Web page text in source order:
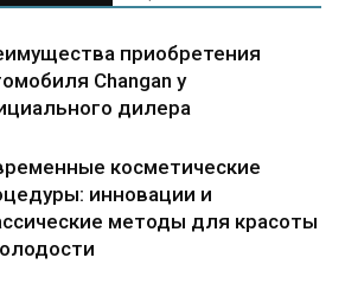
приобретения
Changan у
дилера
косметические
инновации и
методы для красоты